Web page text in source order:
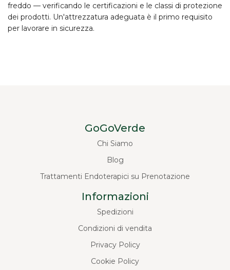
freddo — verificando le certificazioni e le classi di protezione
dei prodotti. Un'attrezzatura adeguata è il primo requisito
per lavorare in sicurezza.
GoGoVerde
Chi Siamo
Blog
Trattamenti Endoterapici su Prenotazione
Informazioni
Spedizioni
Condizioni di vendita
Privacy Policy
Cookie Policy